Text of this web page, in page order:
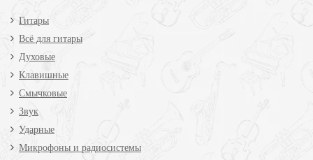
Гитары
Всё для гитары
Духовые
Клавишные
Смычковые
Звук
Ударные
Микрофоны и радиосистемы